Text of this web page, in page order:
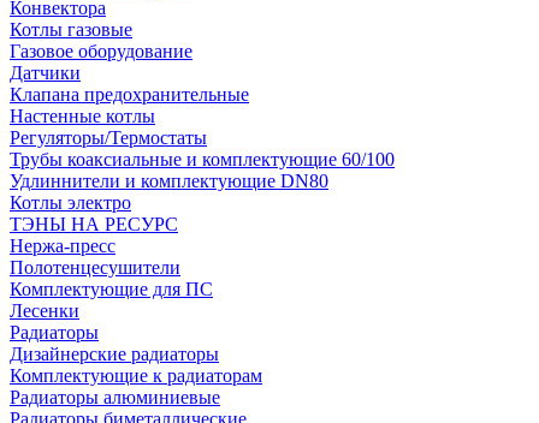
Конвектора
Котлы газовые
Газовое оборудование
Датчики
Клапана предохранительные
Настенные котлы
Регуляторы/Термостаты
Трубы коаксиальные и комплектующие 60/100
Удлиннители и комплектующие DN80
Котлы электро
ТЭНЫ НА РЕСУРС
Нержа-пресс
Полотенцесушители
Комплектующие для ПС
Лесенки
Радиаторы
Дизайнерские радиаторы
Комплектующие к радиаторам
Радиаторы алюминиевые
Радиаторы биметаллические